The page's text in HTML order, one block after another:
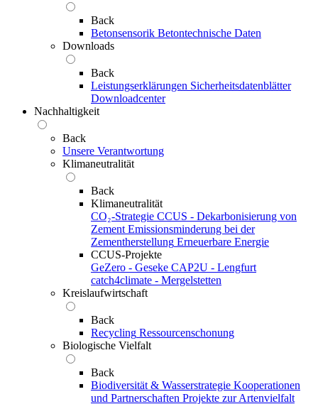
Back
Betonsensorik Betontechnische Daten
Downloads
Back
Leistungserklärungen Sicherheitsdatenblätter
Downloadcenter
Nachhaltigkeit
Back
Unsere Verantwortung
Klimaneutralität
Back
Klimaneutralität
CO₂-Strategie CCUS - Dekarbonisierung von
Zement Emissionsminderung bei der
Zementherstellung Erneuerbare Energie
CCUS-Projekte
GeZero - Geseke CAP2U - Lengfurt
catch4climate - Mergelstetten
Kreislaufwirtschaft
Back
Recycling Ressourcenschonung
Biologische Vielfalt
Back
Biodiversität & Wasserstrategie Kooperationen
und Partnerschaften Projekte zur Artenvielfalt